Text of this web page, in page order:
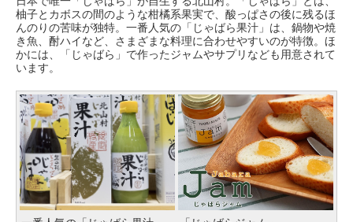
柚子とカボスの間のような柑橘系果実で、酸っぱさの後に残るほ
んのりの苦味が独特。一番人気の「じゃばら果汁」は、鍋物や焼
き魚、酎ハイなど、さまざまな料理に合わせやすいのが特徴。ほ
かには、「じゃばら」で作ったジャムやサプリなども用意されて
います。